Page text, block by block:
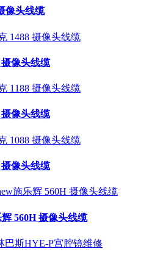
像头线缆
像头线缆
像头线缆
像头线缆
560H 摄像头线缆